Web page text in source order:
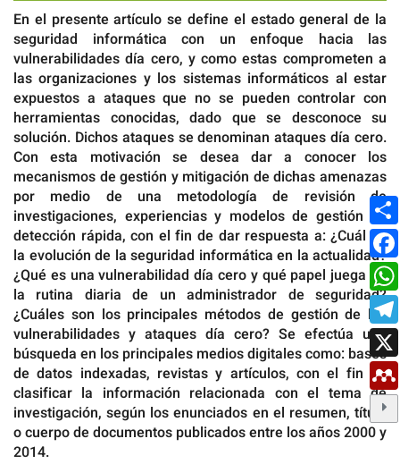
En el presente artículo se define el estado general de la
seguridad informática con un enfoque hacia las
vulnerabilidades día cero, y como estas comprometen a
las organizaciones y los sistemas informáticos al estar
expuestos a ataques que no se pueden controlar con
herramientas conocidas, dado que se desconoce su
solución. Dichos ataques se denominan ataques día cero.
Con esta motivación se desea dar a conocer los
mecanismos de gestión y mitigación de dichas amenazas
por medio de una metodología de revisión de
investigaciones, experiencias y modelos de gestión de
detección rápida, con el fin de dar respuesta a: ¿Cuál es
la evolución de la seguridad informática en la actualidad?
¿Qué es una vulnerabilidad día cero y qué papel juega en
la rutina diaria de un administrador de seguridad?
¿Cuáles son los principales métodos de gestión de las
vulnerabilidades y ataques día cero? Se efectúa una
búsqueda en los principales medios digitales como: bases
de datos indexadas, revistas y artículos, con el fin de
clasificar la información relacionada con el tema de
investigación, según los enunciados en el resumen, título
o cuerpo de documentos publicados entre los años 2000 y
2014.